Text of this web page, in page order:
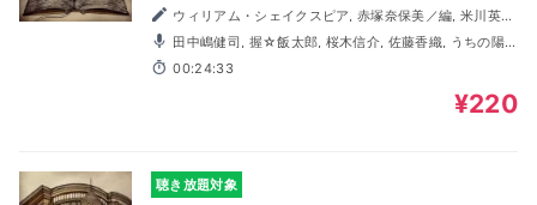
／イラスト
子, 福田純, 村上馨
00:24:33
¥220
聴き放題対象